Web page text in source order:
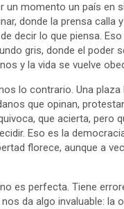
l
e
g
r
m
p
y
L
i
k
m
p
a
r
i
r
un momento un país en
donde la prensa calla
decir lo que piensa.
gris, donde el poder
y la vida se vuelve
lo contrario. Una plaza
que opinan,
que acierta, pero
Eso es la
florece, aunque a
es perfecta. Tiene
da algo invaluable: la